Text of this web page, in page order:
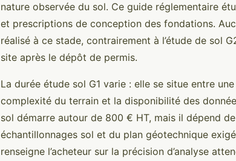
nature observée du sol. Ce guide réglementaire
et prescriptions de conception des fondations.
réalisé à ce stade, contrairement à l’étude de sol
site après le dépôt de permis.
La durée étude sol G1 varie : elle se situe entre
complexité du terrain et la disponibilité des
sol démarre autour de 800 € HT, mais il dépend
échantillonnages sol et du plan géotechnique
renseigne l’acheteur sur la précision d’analyse